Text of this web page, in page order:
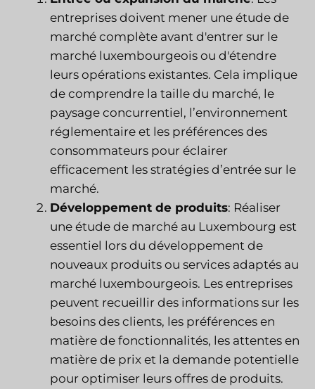
entreprises doivent mener une étude de
marché complète avant d'entrer sur le
marché luxembourgeois ou d'étendre
leurs opérations existantes. Cela implique
de comprendre la taille du marché, le
paysage concurrentiel, l’environnement
réglementaire et les préférences des
consommateurs pour éclairer
efficacement les stratégies d’entrée sur le
marché.
Développement de produits: Réaliser
une étude de marché au Luxembourg est
essentiel lors du développement de
nouveaux produits ou services adaptés au
marché luxembourgeois. Les entreprises
peuvent recueillir des informations sur les
besoins des clients, les préférences en
matière de fonctionnalités, les attentes en
matière de prix et la demande potentielle
pour optimiser leurs offres de produits.